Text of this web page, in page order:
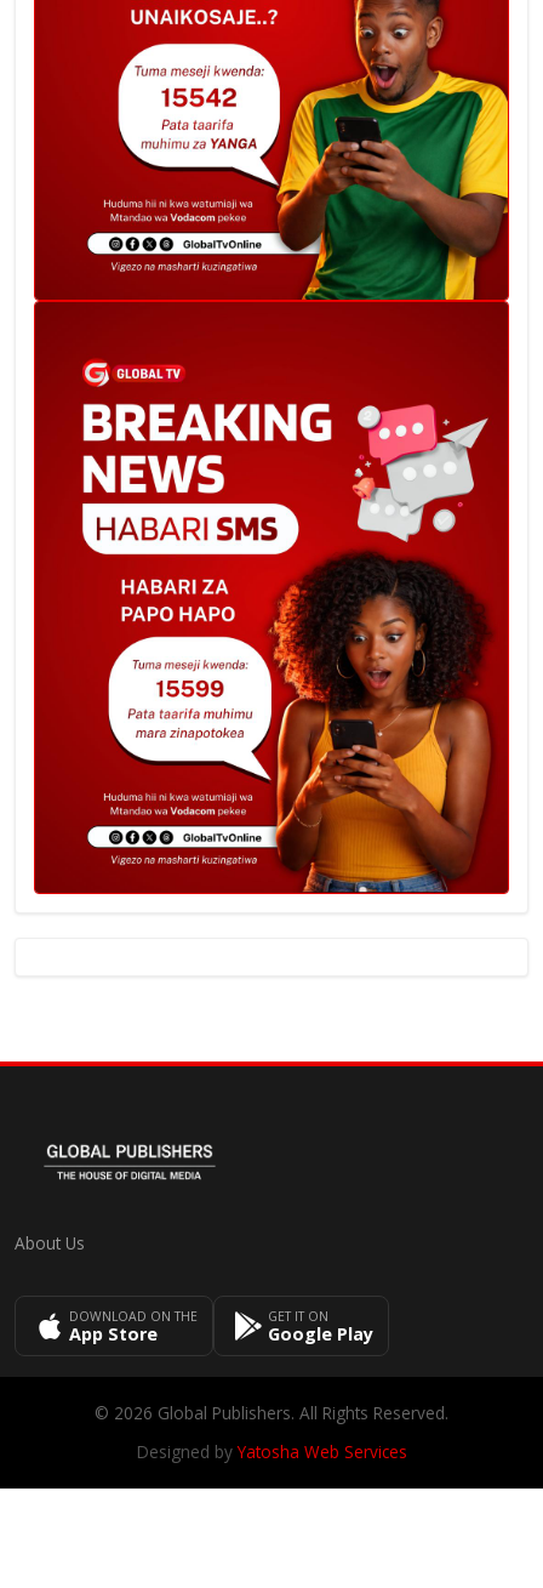
About Us
DOWNLOAD ON THE
App Store
GET IT ON
Google Play
© 2026 Global Publishers. All Rights Reserved.
Designed byYatosha Web Services